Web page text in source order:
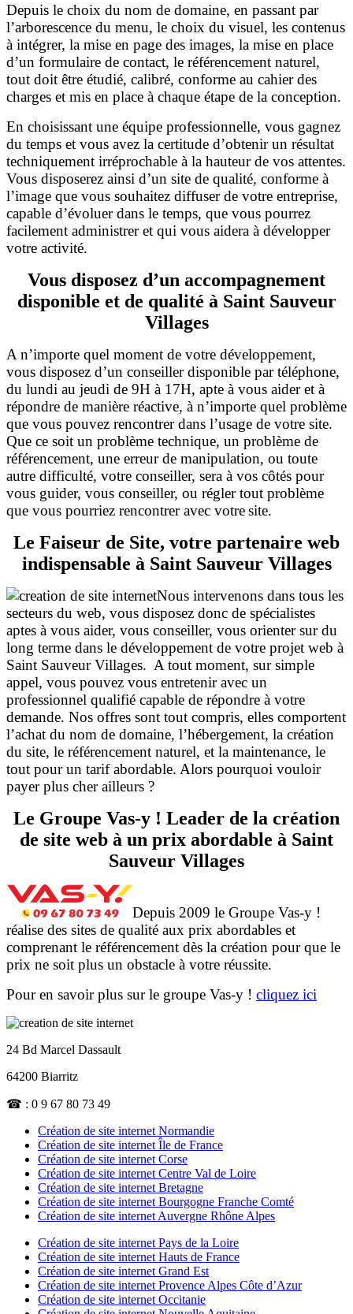
Depuis le choix du nom de domaine, en passant par
l’arborescence du menu, le choix du visuel, les contenus
à intégrer, la mise en page des images, la mise en place
d’un formulaire de contact, le référencement naturel,
tout doit être étudié, calibré, conforme au cahier des
charges et mis en place à chaque étape de la conception.
En choisissant une équipe professionnelle, vous gagnez
du temps et vous avez la certitude d’obtenir un résultat
techniquement irréprochable à la hauteur de vos attentes.
Vous disposerez ainsi d’un site de qualité, conforme à
l’image que vous souhaitez diffuser de votre entreprise,
capable d’évoluer dans le temps, que vous pourrez
facilement administrer et qui vous aidera à développer
votre activité.
Vous disposez d’un accompagnement
disponible et de qualité à Saint Sauveur
Villages
A n’importe quel moment de votre développement,
vous disposez d’un conseiller disponible par téléphone,
du lundi au jeudi de 9H à 17H, apte à vous aider et à
répondre de manière réactive, à n’importe quel problème
que vous pouvez rencontrer dans l’usage de votre site.
Que ce soit un problème technique, un problème de
référencement, une erreur de manipulation, ou toute
autre difficulté, votre conseiller, sera à vos côtés pour
vous guider, vous conseiller, ou régler tout problème
que vous pourriez rencontrer avec votresite.
Le Faiseur de Site, votre partenaire web
indispensable à Saint Sauveur Villages
Nous intervenons dans tous les
secteurs du web, vous disposez donc de spécialistes
aptes à vous aider, vous conseiller, vous orienter sur du
long terme dans le développement de votre projet web à
Saint Sauveur Villages. A tout moment, sur simple
appel, vous pouvez vous entretenir avec un
professionnel qualifié capable de répondre à votre
demande. Nos offres sont tout compris, elles comportent
l’achat du nom de domaine, l’hébergement, la création
du site, le référencement naturel, et la maintenance, le
tout pour un tarif abordable. Alors pourquoi vouloir
payer plus cher ailleurs ?
Le Groupe Vas-y ! Leader de la création
de site web à un prix abordable à Saint
Sauveur Villages
Depuis 2009 le Groupe Vas-y !
réalise des sites de qualité aux prix abordables et
comprenant le référencement dès la création pour que le
prix ne soit plus un obstacle à votre réussite.
Pour en savoir plus sur le groupe Vas-y ! cliquez ici
24 Bd Marcel Dassault
64200 Biarritz
☎ : 0 9 67 80 73 49
Création de site internet Normandie
Création de site internet Île de France
Création de site internet Corse
Création de site internet Centre Val de Loire
Création de site internet Bretagne
Création de site internet Bourgogne Franche Comté
Création de site internet Auvergne Rhône Alpes
Création de site internet Pays de la Loire
Création de site internet Hauts de France
Création de site internet Grand Est
Création de site internet Provence Alpes Côte d’Azur
Création de site internet Occitanie